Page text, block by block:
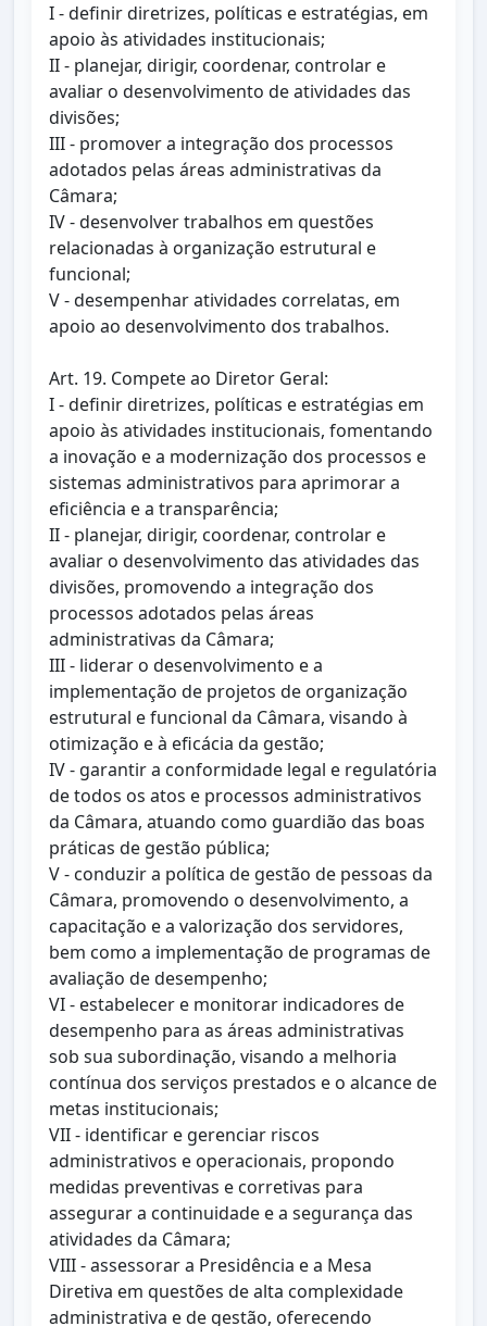
I - definir diretrizes, políticas e estratégias, em
apoio às atividades institucionais;
II - planejar, dirigir, coordenar, controlar e
avaliar o desenvolvimento de atividades das
divisões;
III - promover a integração dos processos
adotados pelas áreas administrativas da
Câmara;
IV - desenvolver trabalhos em questões
relacionadas à organização estrutural e
funcional;
V - desempenhar atividades correlatas, em
apoio ao desenvolvimento dos trabalhos.
Art. 19. Compete ao Diretor Geral:
I - definir diretrizes, políticas e estratégias em
apoio às atividades institucionais, fomentando
a inovação e a modernização dos processos e
sistemas administrativos para aprimorar a
eficiência e a transparência;
II - planejar, dirigir, coordenar, controlar e
avaliar o desenvolvimento das atividades das
divisões, promovendo a integração dos
processos adotados pelas áreas
administrativas da Câmara;
III - liderar o desenvolvimento e a
implementação de projetos de organização
estrutural e funcional da Câmara, visando à
otimização e à eficácia da gestão;
IV - garantir a conformidade legal e regulatória
de todos os atos e processos administrativos
da Câmara, atuando como guardião das boas
práticas de gestão pública;
V - conduzir a política de gestão de pessoas da
Câmara, promovendo o desenvolvimento, a
capacitação e a valorização dos servidores,
bem como a implementação de programas de
avaliação de desempenho;
VI - estabelecer e monitorar indicadores de
desempenho para as áreas administrativas
sob sua subordinação, visando a melhoria
contínua dos serviços prestados e o alcance de
metas institucionais;
VII - identificar e gerenciar riscos
administrativos e operacionais, propondo
medidas preventivas e corretivas para
assegurar a continuidade e a segurança das
atividades da Câmara;
VIII - assessorar a Presidência e a Mesa
Diretiva em questões de alta complexidade
administrativa e de gestão, oferecendo